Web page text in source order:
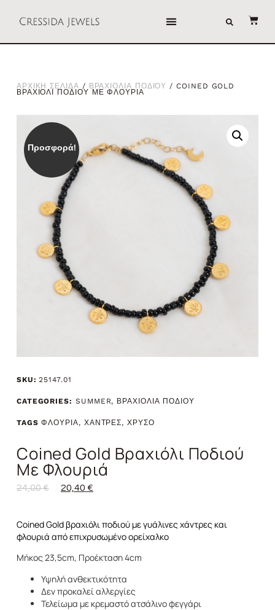
ΑΡΧΙΚΗ ΣΕΛΙΔΑ / ΒΡΑΧΙΟΛΙΑ ΠΟΔΙΟΥ / COINED GOLD
ΒΡΑΧΙΟΛΙ ΠΟΔΙΟΥ ΜΕ ΦΛΟΥΡΙΑ
Προσφορά!
SKU:25147.01
CATEGORIES: SUMMER, ΒΡΑΧΙΟΛΙΑ ΠΟΔΙΟΥ
TAGS ΦΛΟΥΡΙΑ, ΧΑΝΤΡΕΣ,ΧΡΥΣΟ
Coined Gold Βραχιόλι Ποδιού
Με Φλουριά
24,00€ 20,40 €
Coined Gold βραχιόλι ποδιού με γυάλινες χάντρες και
φλουριά από επιχρυσωμένο ορείχαλκο
Μήκος 23,5cm, Προέκταση 4cm
Υψηλή ανθεκτικότητα
Δεν προκαλεί αλλεργίες
Τελείωμα με κρεμαστό ατσάλινο φεγγάρι